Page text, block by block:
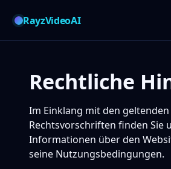
RayzVideoAI
Rechtliche
Im Einklang mit den geltenden
Rechtsvorschriften finden Sie
Informationen über den
seine Nutzungsbedingungen.